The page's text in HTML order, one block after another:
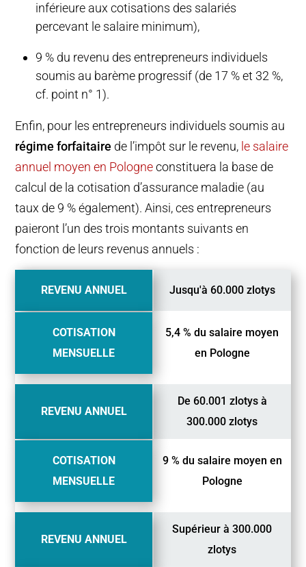
inférieure aux cotisations des salariés
percevant le salaire minimum),
9 % du revenu des entrepreneurs individuels
soumis au barème progressif (de 17 % et 32 %,
cf. point n° 1).
Enfin, pour les entrepreneurs individuels soumis au
régime forfaitaire de l’impôt sur le revenu, le salaire
annuel moyen en Pologneconstituera la base de
calcul de la cotisation d’assurance maladie (au
taux de 9 % également). Ainsi, ces entrepreneurs
paieront l’un des trois montants suivants en
fonction de leurs revenus annuels :
REVENU ANNUEL
COTISATION
MENSUELLE
Jusqu'à 60.000 zlotys
5,4 % du salaire moyen
en Pologne
REVENU ANNUEL
COTISATION
MENSUELLE
De 60.001 zlotys à
300.000 zlotys
9 % du salaire moyen en
Pologne
REVENU ANNUEL
Supérieur à 300.000
zlotys